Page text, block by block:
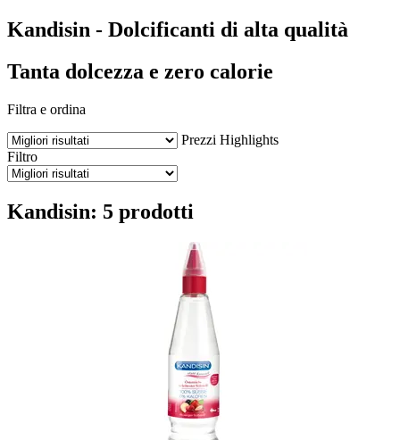
Kandisin - Dolcificanti di alta qualità
Tanta dolcezza e zero calorie
Filtra e ordina
Prezzi Highlights
Filtro
Kandisin: 5 prodotti